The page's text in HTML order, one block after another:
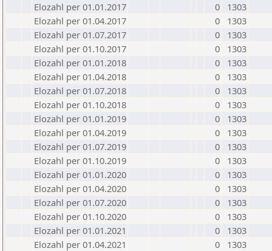
Elozahl per 01.01.2017
0
1303
Elozahl per 01.04.2017
0
1303
Elozahl per 01.07.2017
0
1303
Elozahl per 01.10.2017
0
1303
Elozahl per 01.01.2018
0
1303
Elozahl per 01.04.2018
0
1303
Elozahl per 01.07.2018
0
1303
Elozahl per 01.10.2018
0
1303
Elozahl per 01.01.2019
0
1303
Elozahl per 01.04.2019
0
1303
Elozahl per 01.07.2019
0
1303
Elozahl per 01.10.2019
0
1303
Elozahl per 01.01.2020
0
1303
Elozahl per 01.04.2020
0
1303
Elozahl per 01.07.2020
0
1303
Elozahl per 01.10.2020
0
1303
Elozahl per 01.01.2021
0
1303
Elozahl per 01.04.2021
0
1303